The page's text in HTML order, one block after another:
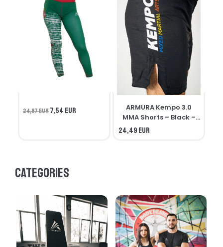
24,87 EUR7,54 EUR
ARMURA Kempo 3.0
MMA Shorts – Black –
Seniors
24,49 EUR
Categories